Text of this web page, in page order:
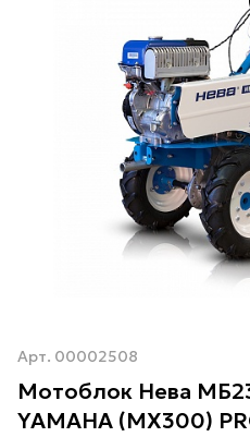
Арт. 00002508
Мотоблок Нева
YAMAHA (МХ300)